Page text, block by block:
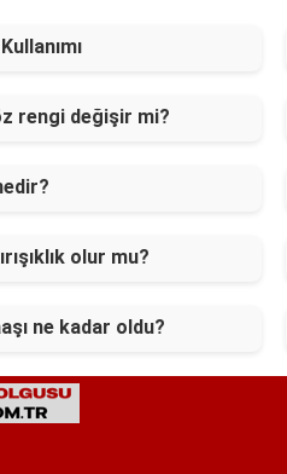
rengi değişir mi?
olur mu?
ne kadar oldu?